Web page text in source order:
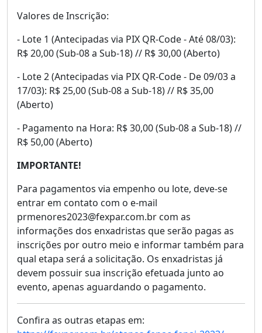
Valores de Inscrição:
- Lote 1 (Antecipadas via PIX QR-Code - Até 08/03):
R$ 20,00 (Sub-08 a Sub-18) // R$ 30,00 (Aberto)
- Lote 2 (Antecipadas via PIX QR-Code - De 09/03 a
17/03): R$ 25,00 (Sub-08 a Sub-18) // R$ 35,00
(Aberto)
- Pagamento na Hora: R$ 30,00 (Sub-08 a Sub-18) //
R$ 50,00 (Aberto)
IMPORTANTE!
Para pagamentos via empenho ou lote, deve-se
entrar em contato com o e-mail
prmenores2023@fexpar.com.br com as
informações dos enxadristas que serão pagas as
inscrições por outro meio e informar também para
qual etapa será a solicitação. Os enxadristas já
devem possuir sua inscrição efetuada junto ao
evento, apenas aguardando o pagamento.
Confira as outras etapas em: